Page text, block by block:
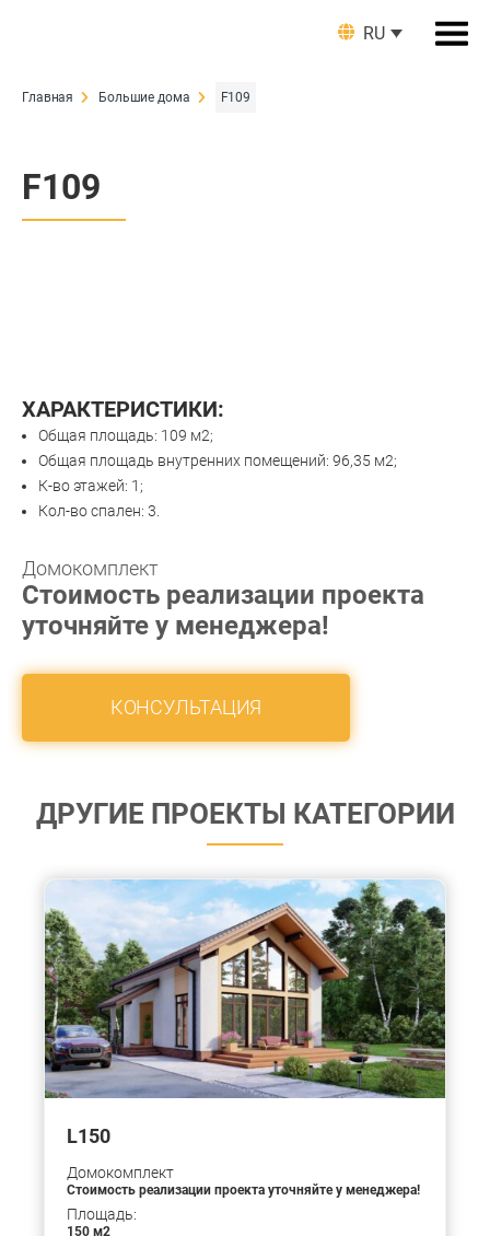
RU
Главная Большие дома F109
F109
ХАРАКТЕРИСТИКИ:
Общая площадь: 109 м2;
Общая площадь внутренних помещений: 96,35 м2;
К-во этажей: 1;
Кол-во спален: 3.
Домокомплект
Стоимость реализации проекта
уточняйте у менеджера!
КОНСУЛЬТАЦИЯ
ДРУГИЕ ПРОЕКТЫ КАТЕГОРИИ
L150
Домокомплект
Стоимость реализации проекта уточняйте у менеджера!
Площадь:
150 м2